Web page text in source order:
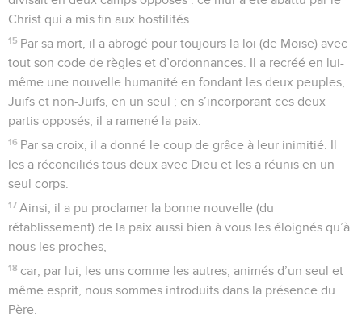
Christ qui a mis fin aux hostilités.
15 Par sa mort, il a abrogé pour toujours la loi (de Moïse) avec
tout son code de règles et d’ordonnances. Il a recréé en lui-
même une nouvelle humanité en fondant les deux peuples,
Juifs et non-Juifs, en un seul ; en s’incorporant ces deux
partis opposés, il a ramené la paix.
16 Par sa croix, il a donné le coup de grâce à leur inimitié. Il
les a réconciliés tous deux avec Dieu et les a réunis en un
seul corps.
17 Ainsi, il a pu proclamer la bonne nouvelle (du
rétablissement) de la paix aussi bien à vous les éloignés qu’à
nous les proches,
18 car, par lui, les uns comme les autres, animés d’un seul et
même esprit, nous sommes introduits dans la présence du
Père.